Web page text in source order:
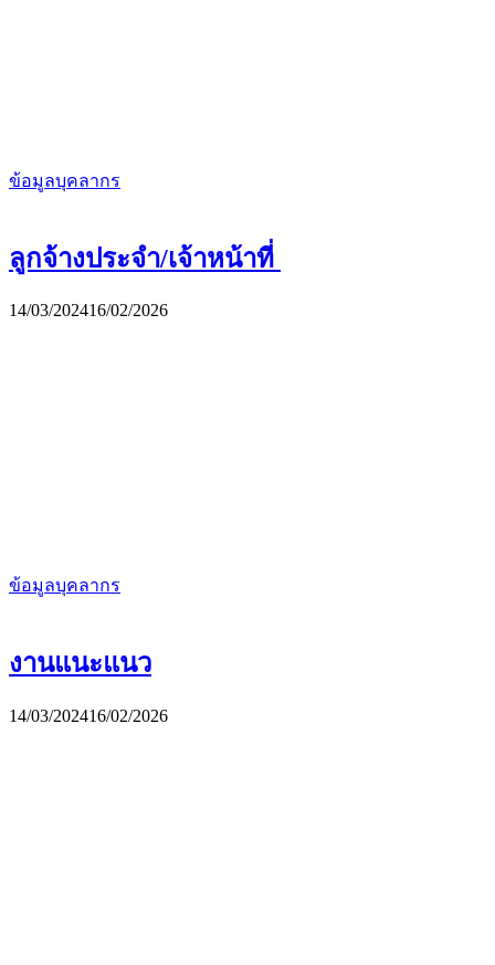
ข้อมูลบุคลากร
ลูกจ้างประจำ/เจ้าหน้าที่
14/03/202416/02/2026
ข้อมูลบุคลากร
งานแนะแนว
14/03/202416/02/2026